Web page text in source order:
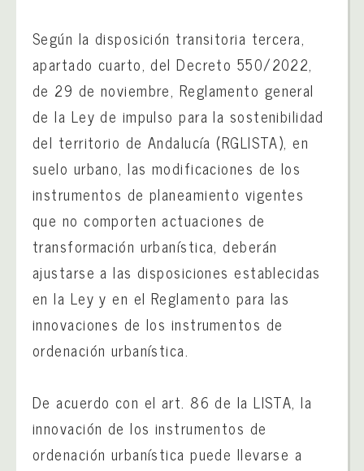
Según la disposición transitoria tercera,
apartado cuarto, del Decreto 550/2022,
de 29 de noviembre, Reglamento general
de la Ley de impulso para la sostenibilidad
del territorio de Andalucía (RGLISTA), en
suelo urbano, las modificaciones de los
instrumentos de planeamiento vigentes
que no comporten actuaciones de
transformación urbanística, deberán
ajustarse a las disposiciones establecidas
en la Ley y en el Reglamento para las
innovaciones de los instrumentos de
ordenación urbanística.
De acuerdo con el art. 86 de la LISTA, la
innovación de los instrumentos de
ordenación urbanística puede llevarse a